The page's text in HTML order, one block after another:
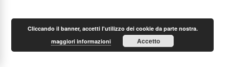
Cliccando il banner, accetti l'utilizzo dei cookie da parte nostra.
maggiori informazioni
Accetto